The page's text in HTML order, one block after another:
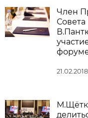
Член
21.02.2018